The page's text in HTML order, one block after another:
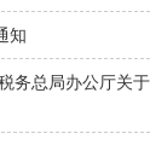
知
务总局办公厅关